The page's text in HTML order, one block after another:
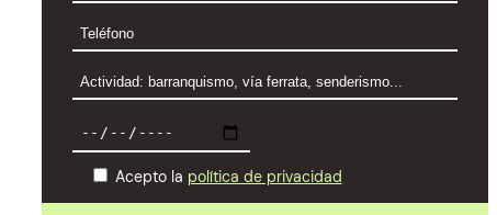
Acepto la política de privacidad